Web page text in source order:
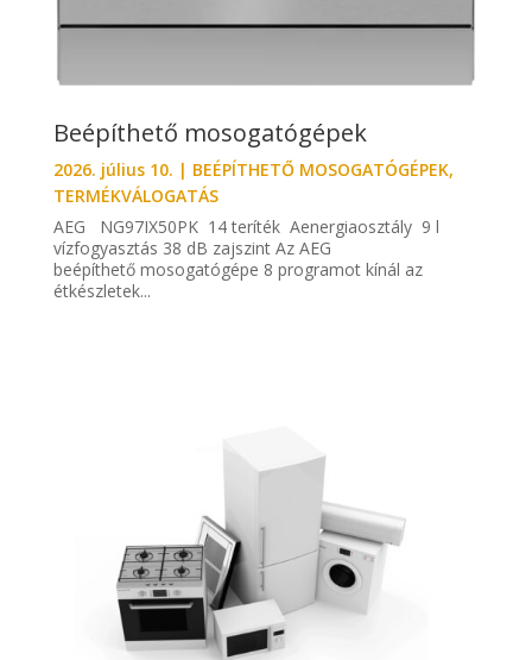
Beépíthető mosogatógépek
2026. július 10. | BEÉPÍTHETŐ MOSOGATÓGÉPEK,
TERMÉKVÁLOGATÁS
AEG NG97IX50PK 14 teríték Aenergiaosztály 9 l
vízfogyasztás 38 dB zajszint Az AEG
beépíthető mosogatógépe 8 programot kínál az
étkészletek...